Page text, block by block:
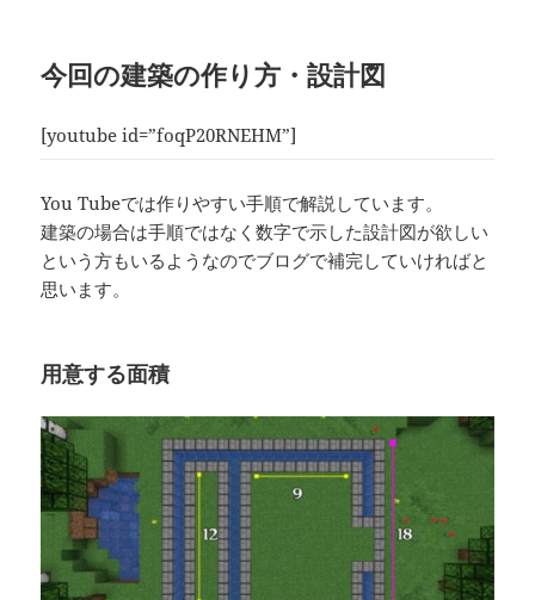
今回の建築の作り方・設計図
[youtube id=”foqP20RNEHM”]
You Tubeでは作りやすい手順で解説しています。
建築の場合は手順ではなく数字で示した設計図が欲しい
という方もいるようなのでブログで補完していければと
思います。
用意する面積